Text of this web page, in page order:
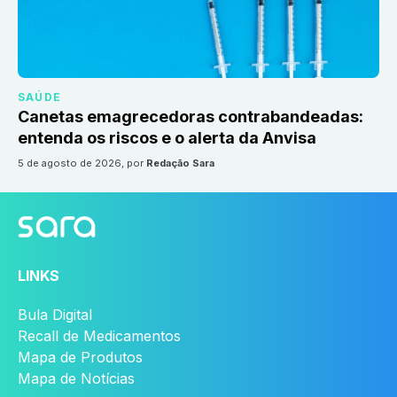
SAÚDE
Canetas emagrecedoras contrabandeadas:
entenda os riscos e o alerta da Anvisa
5 de agosto de 2026, por Redação Sara
LINKS
Bula Digital
Recall de Medicamentos
Mapa de Produtos
Mapa de Notícias